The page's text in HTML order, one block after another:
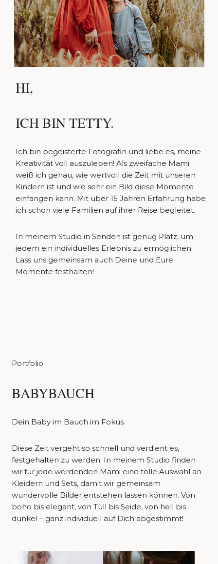
HI,
ICH BIN TETTY.
Ich bin begeisterte Fotografin und liebe es, meine
Kreativität voll auszuleben! Als zweifache Mami
weiß ich genau, wie wertvoll die Zeit mit unseren
Kindern ist und wie sehr ein Bild diese Momente
einfangen kann. Mit über 15 Jahren Erfahrung habe
ich schon viele Familien auf ihrer Reise begleitet.
In meinem Studio in Senden ist genug Platz, um
jedem ein individuelles Erlebnis zu ermöglichen.
Lass uns gemeinsam auch Deine und Eure
Momente festhalten!
Portfolio
BABYBAUCH
Dein Baby im Bauch im Fokus.
Diese Zeit vergeht so schnell und verdient es,
festgehalten zu werden. In meinem Studio finden
wir für jede werdenden Mami eine tolle Auswahl an
Kleidern und Sets, damit wir gemeinsam
wundervolle Bilder entstehen lassen können. Von
boho bis elegant, von Tüll bis Seide, von hell bis
dunkel – ganz individuell auf Dich abgestimmt!